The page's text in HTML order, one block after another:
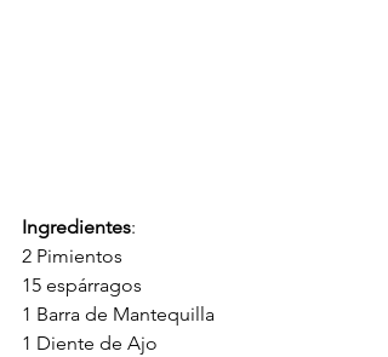
Ingredientes:
2 Pimientos
15 espárragos
1 Barra de Mantequilla
1 Diente de Ajo